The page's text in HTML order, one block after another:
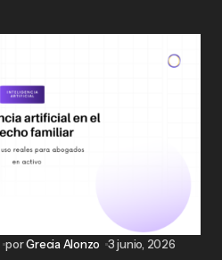
porGrecia Alonzo 3 junio, 2026